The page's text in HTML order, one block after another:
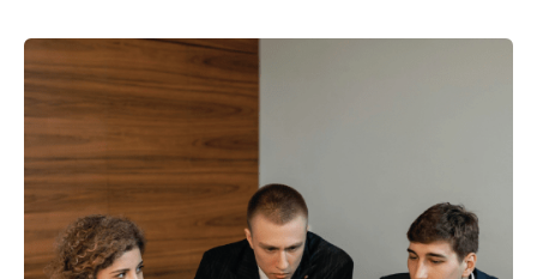
BENEFICIOS
DE
ESTRATEGIAS
Y
DEL
PRESUPUESTO
PUBLICITARIO